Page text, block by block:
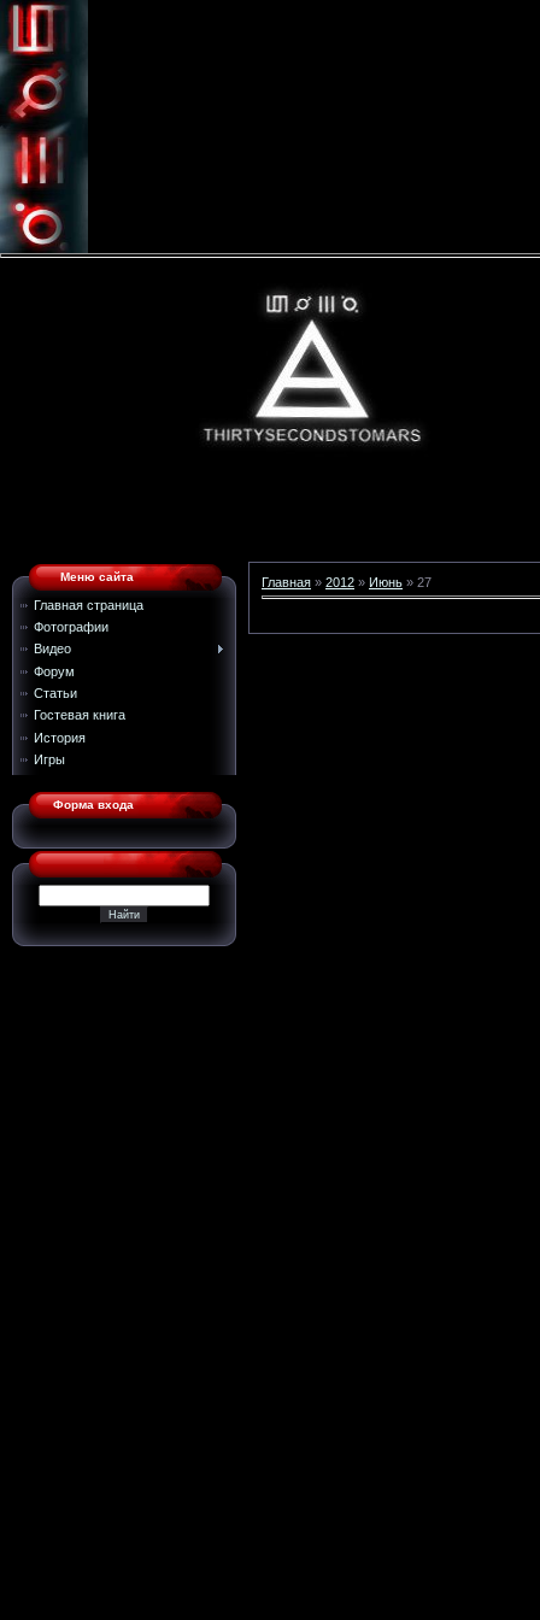
Меню сайта
Главная страница
Фотографии
Видео
Форум
Статьи
Гостевая книга
История
Игры
Форма входа
Главная » 2012 » Июнь » 27